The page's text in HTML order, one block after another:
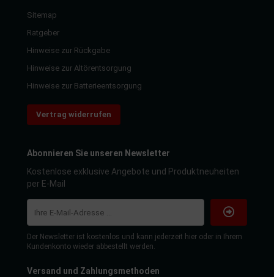
Sitemap
Ratgeber
Hinweise zur Rückgabe
Hinweise zur Altörentsorgung
Hinweise zur Batterieentsorgung
Vertrag widerrufen
Abonnieren Sie unseren Newsletter
Kostenlose exklusive Angebote und Produktneuheiten
per E-Mail
Der Newsletter ist kostenlos und kann jederzeit hier oder in Ihrem
Kundenkonto wieder abbestellt werden.
Versand und Zahlungsmethoden